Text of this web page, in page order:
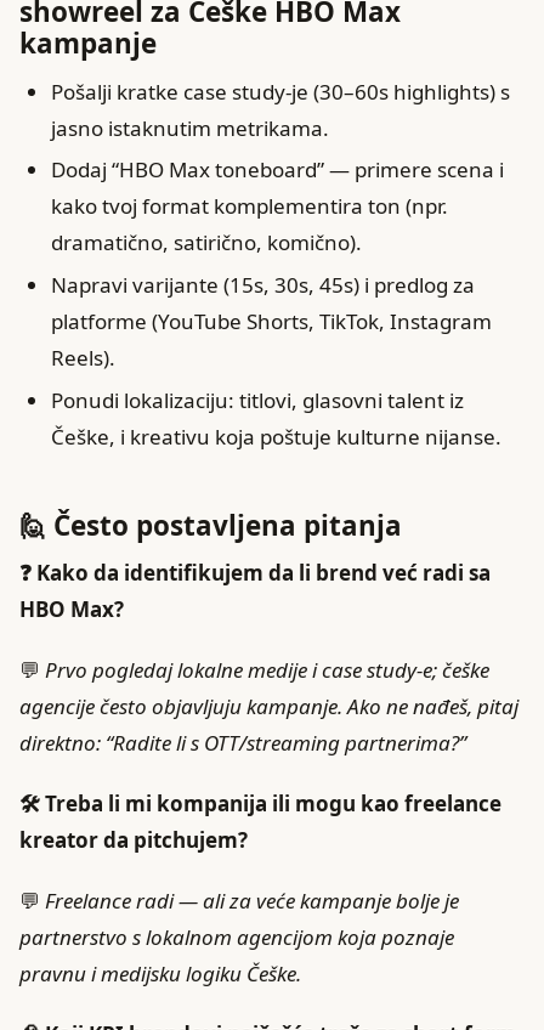
showreel za Češke HBO Max
kampanje
Pošalji kratke case study-je (30–60s highlights) s
jasno istaknutim metrikama.
Dodaj “HBO Max toneboard” — primere scena i
kako tvoj format komplementira ton (npr.
dramatično, satirično, komično).
Napravi varijante (15s, 30s, 45s) i predlog za
platforme (YouTube Shorts, TikTok, Instagram
Reels).
Ponudi lokalizaciju: titlovi, glasovni talent iz
Češke, i kreativu koja poštuje kulturne nijanse.
🙋 Često postavljena pitanja
❓ Kako da identifikujem da li brend već radi sa
HBO Max?
💬 Prvo pogledaj lokalne medije i case study-e; češke
agencije često objavljuju kampanje. Ako ne nađeš, pitaj
direktno: “Radite li s OTT/streaming partnerima?”
🛠️ Treba li mi kompanija ili mogu kao freelance
kreator da pitchujem?
💬 Freelance radi — ali za veće kampanje bolje je
partnerstvo s lokalnom agencijom koja poznaje
pravnu i medijsku logiku Češke.